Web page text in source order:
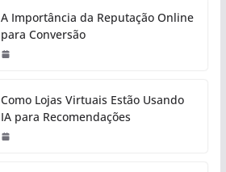
A Importância da Reputação Online
para Conversão
Como Lojas Virtuais Estão Usando
IA para Recomendações